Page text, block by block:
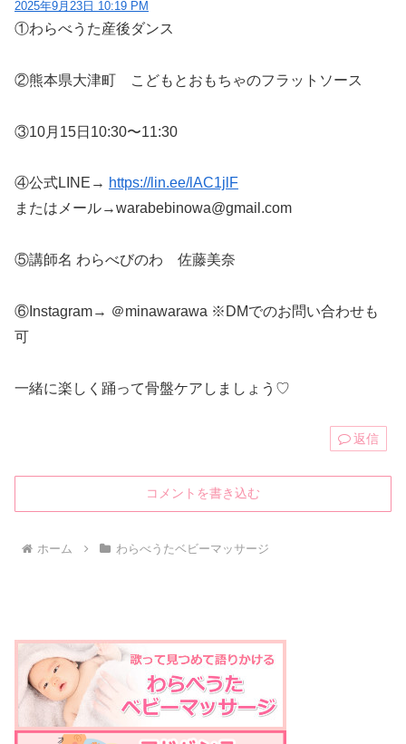
2025年9月23日 10:19 PM
①わらべうた産後ダンス
②熊本県大津町 こどもとおもちゃのフラットソース
③10月15日10:30〜11:30
④公式LINE→ https://lin.ee/lAC1jlF
またはメール→warabebinowa@gmail.com
⑤講師名 わらべびのわ 佐藤美奈
⑥Instagram→ ＠minawarawa ※DMでのお問い合わせも
可
一緒に楽しく踊って骨盤ケアしましょう♡
返信
コメントを書き込む
ホーム わらべうたベビーマッサージ